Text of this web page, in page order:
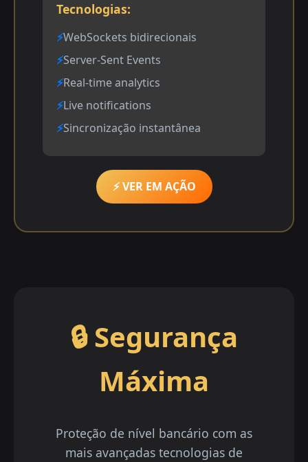
Tecnologias:
WebSockets bidirecionais
Server-Sent Events
Real-time analytics
Live notifications
Sincronização instantânea
⚡ VER EM AÇÃO
🔒 Segurança
Máxima
Proteção de nível bancário com as
mais avançadas tecnologias de